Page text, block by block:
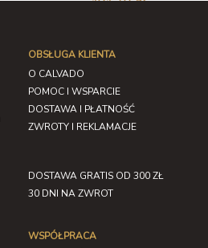
OBSŁUGA KLIENTA
O CALVADO
POMOC I WSPARCIE
DOSTAWA I PŁATNOŚĆ
ZWROTY I REKLAMACJE
DOSTAWA GRATIS OD 300 ZŁ
30 DNI NA ZWROT
WSPÓŁPRACA